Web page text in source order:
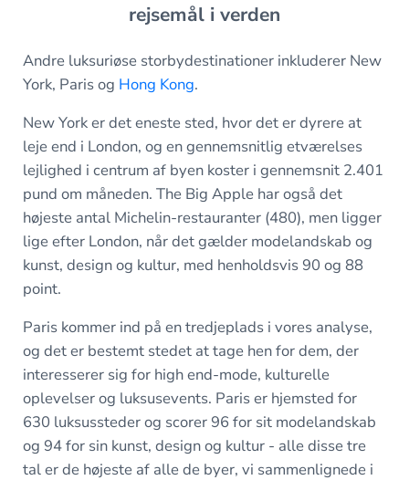
rejsemål i verden
Andre luksuriøse storbydestinationer inkluderer New
York, Paris og Hong Kong.
New York er det eneste sted, hvor det er dyrere at
leje end i London, og en gennemsnitlig etværelses
lejlighed i centrum af byen koster i gennemsnit 2.401
pund om måneden. The Big Apple har også det
højeste antal Michelin-restauranter (480), men ligger
lige efter London, når det gælder modelandskab og
kunst, design og kultur, med henholdsvis 90 og 88
point.
Paris kommer ind på en tredjeplads i vores analyse,
og det er bestemt stedet at tage hen for dem, der
interesserer sig for high end-mode, kulturelle
oplevelser og luksusevents. Paris er hjemsted for
630 luksussteder og scorer 96 for sit modelandskab
og 94 for sin kunst, design og kultur - alle disse tre
tal er de højeste af alle de byer, vi sammenlignede i